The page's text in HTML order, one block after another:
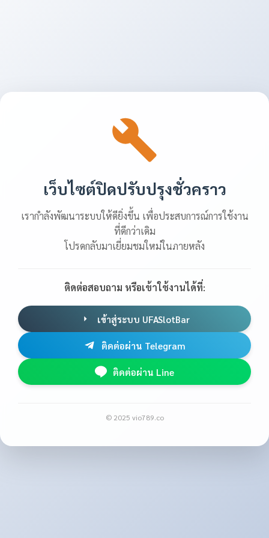
เว็บไซต์ปิดปรับปรุงชั่วคราว
เรากำลังพัฒนาระบบให้ดียิ่งขึ้น เพื่อประสบการณ์การใช้งาน
ที่ดีกว่าเดิม
โปรดกลับมาเยี่ยมชมใหม่ในภายหลัง
ติดต่อสอบถาม หรือเข้าใช้งานได้ที่:
เข้าสู่ระบบ UFASlotBar
ติดต่อผ่าน Telegram
ติดต่อผ่าน Line
© 2025 vio789.co